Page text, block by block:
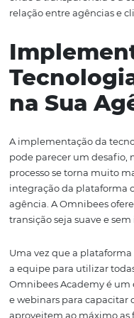
que cada cliente
ambiente de negócios
Além disso, a
ferramentas
agências podem
eficazes e
conversão e a
Outra vantagem
suas tarifas e acordos
garantindo que os
condições. Isso é
onde a